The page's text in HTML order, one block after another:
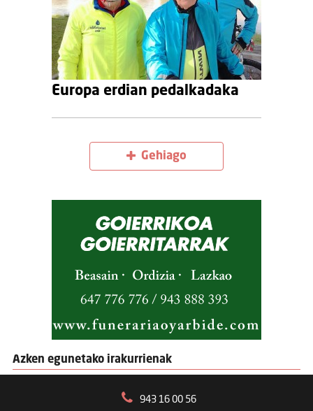
Europa erdian pedalkadaka
Gehiago
Azken egunetako irakurrienak
943 16 00 56